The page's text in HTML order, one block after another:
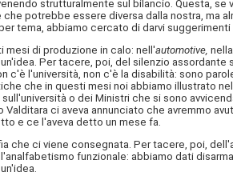
strutturalmente sul bilancio. Questa, se
che potrebbe essere diversa dalla nostra,
tema, abbiamo cercato di darvi
mesi di produzione in calo: nell'automotive,
Per tacere, poi, del silenzio
c'è l'università, non c'è la disabilità: sono
che in questi mesi noi abbiamo illustrato
sull'università o dei Ministri che si sono
Valditara ci aveva annunciato che avremmo
e ce l'aveva detto un mese fa.
che ci viene consegnata. Per tacere, poi,
l'analfabetismo funzionale: abbiamo dati